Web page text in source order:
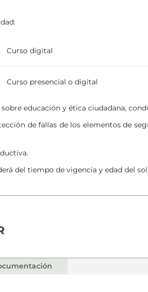
Curso digital
Curso presencial o digital
educación y ética ciudadana,
de fallas de los elementos de
del tiempo de vigencia y edad del